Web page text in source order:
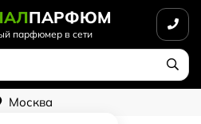
ПАРФЮМ
парфюмер в сети
Москва